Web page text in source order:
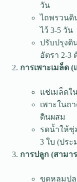
วัน
ไถพรวนดิ
ไว้ 3-5 วัน
ปรับปรุงดิ
อัตรา 2-3
การเพาะเมล็ด
แช่เมล็ดใ
เพาะในถ
ดินผสม
รดน้ำให้ชุ่
3 ใบ (ปร
การปลูก (สามา
ขุดหลุมปลู